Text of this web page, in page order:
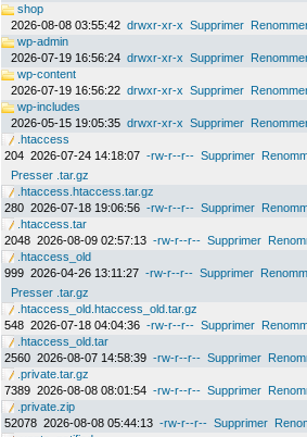
shop
2026-08-08 03:55:42 drwxr-xr-x Supprimer
wp-admin
2026-07-19 16:56:24 drwxr-xr-x Supprimer
wp-content
2026-07-19 16:56:22 drwxr-xr-x Supprimer
wp-includes
2026-05-15 19:05:35 drwxr-xr-x Supprimer
.htaccess
204 2026-07-24 14:18:07 -rw-r--r-- Supprimer
Presser .tar.gz
.htaccess.htaccess.tar.gz
280 2026-07-18 19:06:56 -rw-r--r-- Supprimer
.htaccess.tar
2048 2026-08-09 02:57:13 -rw-r--r-- Supprimer
.htaccess_old
999 2026-04-26 13:11:27 -rw-r--r-- Supprimer
Presser .tar.gz
.htaccess_old.htaccess_old.tar.gz
548 2026-07-18 04:04:36 -rw-r--r-- Supprimer
.htaccess_old.tar
2560 2026-08-07 14:58:39 -rw-r--r-- Supprimer
.private.tar.gz
7389 2026-08-08 08:01:54 -rw-r--r-- Supprimer
.private.zip
52078 2026-08-08 05:44:13 -rw-r--r-- Supprimer